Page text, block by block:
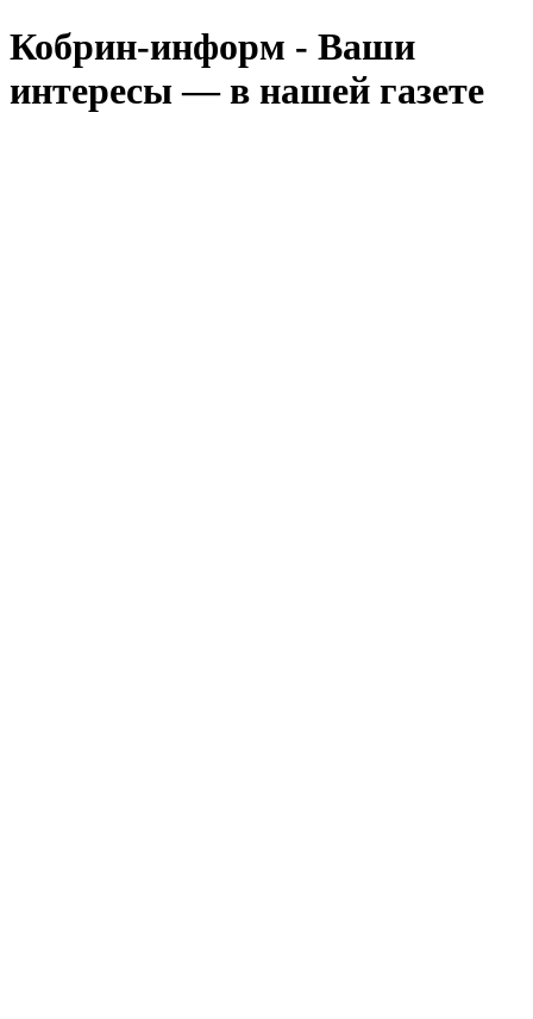
Кобрин-информ - Ваши
интересы — в нашей газете